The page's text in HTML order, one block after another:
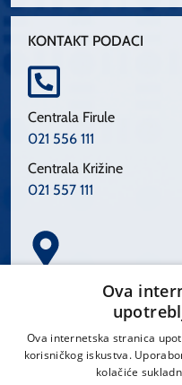
KONTAKT PODACI
Centrala Firule
021 556 111
Centrala Križine
021 557 111
Spinčićeva 1, 21000 Split
Ova
Ova internetska stranica
korisničkog iskustva.
kolačiće